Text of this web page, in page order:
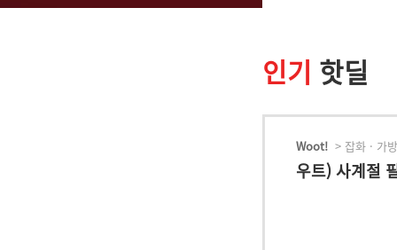
인기 핫딜
Woot! > 잡화 · 가
우트) 사계절